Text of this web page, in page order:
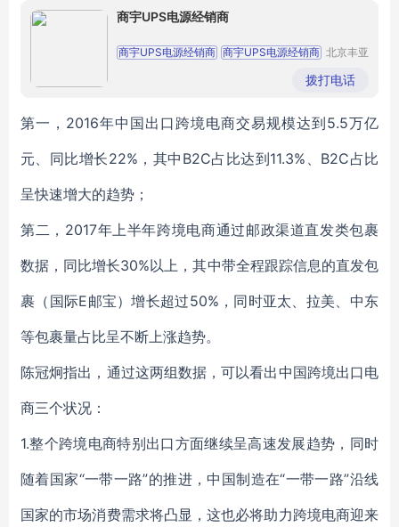
商宇UPS电源经销商
商宇UPS电源经销商 商宇UPS电源经销商 北京丰亚
发展有限
公司
拨打电话
第一，2016年中国出口跨境电商交易规模达到5.5万亿
元、同比增长22%，其中B2C占比达到11.3%、B2C占比
呈快速增大的趋势；
第二，2017年上半年跨境电商通过邮政渠道直发类包裹
数据，同比增长30%以上，其中带全程跟踪信息的直发包
裹（国际E邮宝）增长超过50%，同时亚太、拉美、中东
等包裹量占比呈不断上涨趋势。
陈冠炯指出，通过这两组数据，可以看出中国跨境出口电
商三个状况：
1.整个跨境电商特别出口方面继续呈高速发展趋势，同时
随着国家“一带一路”的推进，中国制造在“一带一路”沿线
国家的市场消费需求将凸显，这也必将助力跨境电商迎来